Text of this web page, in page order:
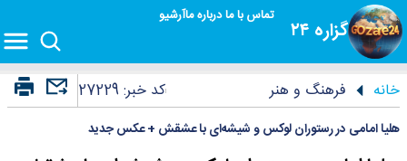
گزاره ۲۴
تماس با مادرباره ماآرشیو
خانه فرهنگ و هنر کد خبر:27229
هلیا امامی در رستوران لوکس و شیشه‌ای با عشقش + عکس جدید